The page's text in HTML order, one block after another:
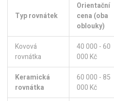
Typ rovnátek
Orientační
cena (oba
oblouky)
Kovová
rovnátka
40 000 - 60
000 Kč
Keramická
rovnátka
60 000 - 85
000 Kč